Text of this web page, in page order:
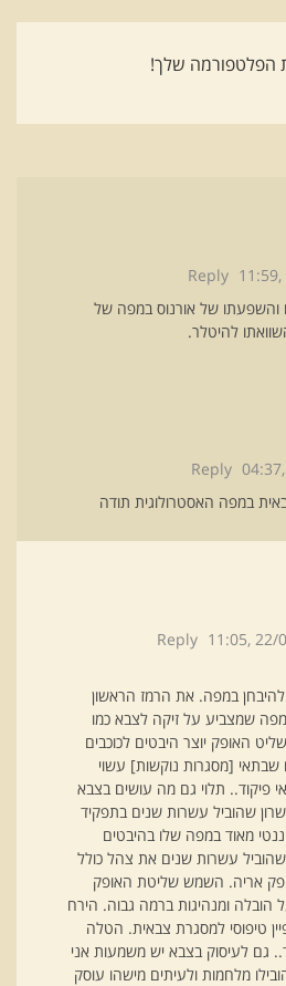
הפלטפורמה שלך!
11:59
Reply
והשפעתו של אורנוס במפה של
להיטלר.
04:37
Reply
במפה האסטרולוגית תודה
22/
11:05
Reply
במפה. את הרמז הראשון
שמצביע על זיקה לצבא כמו
האופק יוצר היבטים לכוכבים
בתים 8 אך גם שבתאי [מסגרות נוקשות] עשוי
פיקוד.. תלוי גם מה עושים בצבא
שהוביל עשרות שנים בתפקיד
מאוד במפה שלו בהיבטים
עשרות שנים את צהל כולל
אריה. השמש שליטת האופק
הובלה ומנהיגות ברמה גבוה. הירח
8 שזה מאפיין טיפוסי למסגרת צבאית. הטלה
גם לעיסוק בצבא יש משמעות אני
מלחמות ולעיתים מישהו עוסק